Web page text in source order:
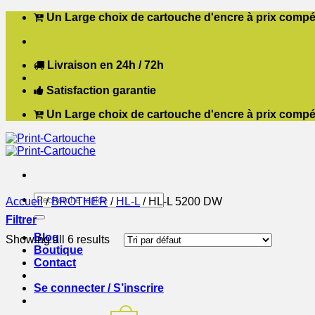
Passer
contenu
Un Large choix de cartouche d'encre à prix
Livraison en 24h / 72h
Satisfaction garantie
Un Large choix de cartouche d'encre à prix
Recherche
pour :
Blog
Boutique
Contact
Se connecter / S’inscrire
Accueil / BROTHER / HL-L /HL-L 5200 DW
Filtrer
Showing all 6 results